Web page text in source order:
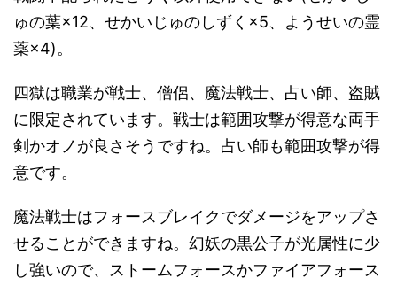
ゅの葉×12、せかいじゅのしずく×5、ようせいの霊
薬×4)。
四獄は職業が戦士、僧侶、魔法戦士、占い師、盗賊
に限定されています。戦士は範囲攻撃が得意な両手
剣かオノが良さそうですね。占い師も範囲攻撃が得
意です。
魔法戦士はフォースブレイクでダメージをアップさ
せることができますね。幻妖の黒公子が光属性に少
し強いので、ストームフォースかファイアフォース